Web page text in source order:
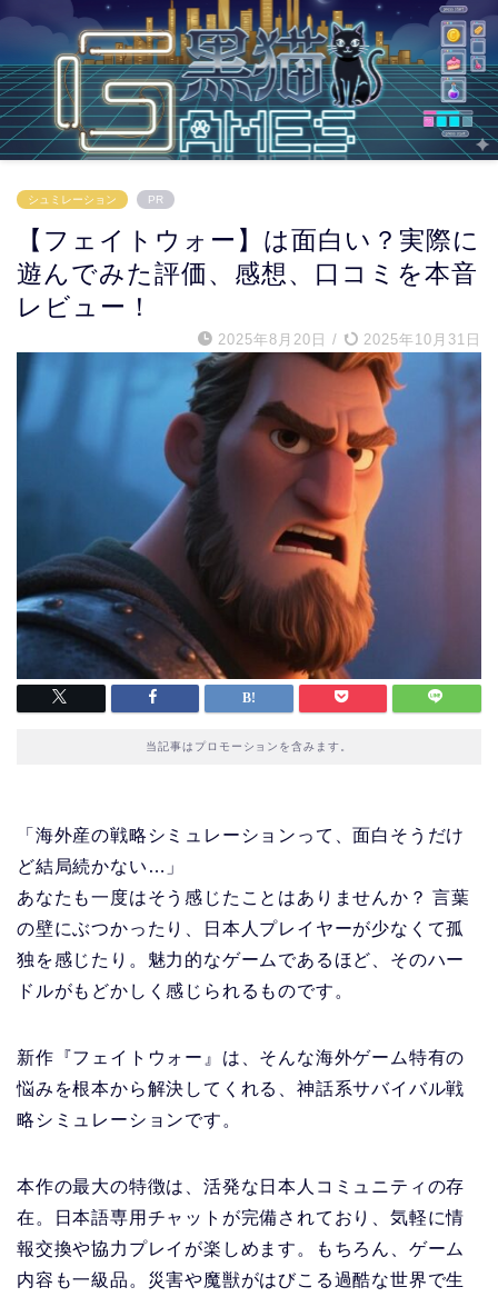
シュミレーション PR
【フェイトウォー】は面白い？実際に
遊んでみた評価、感想、口コミを本音
レビュー！
2025年8月20日 / 2025年10月31日
当記事はプロモーションを含みます。
「海外産の戦略シミュレーションって、面白そうだけ
ど結局続かない…」
あなたも一度はそう感じたことはありませんか？ 言葉
の壁にぶつかったり、日本人プレイヤーが少なくて孤
独を感じたり。魅力的なゲームであるほど、そのハー
ドルがもどかしく感じられるものです。
新作『フェイトウォー』は、そんな海外ゲーム特有の
悩みを根本から解決してくれる、神話系サバイバル戦
略シミュレーションです。
本作の最大の特徴は、活発な日本人コミュニティの存
在。日本語専用チャットが完備されており、気軽に情
報交換や協力プレイが楽しめます。もちろん、ゲーム
内容も一級品。災害や魔獣がはびこる過酷な世界で生